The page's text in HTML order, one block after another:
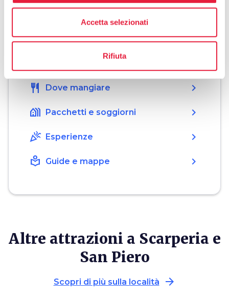
Accetta selezionati
Rifiuta
Organizza
restaurant Dove mangiare chevron_right
holiday_village Pacchetti e soggiorni chevron_right
celebration Esperienze chevron_right
local_library Guide e mappe chevron_right
Altre attrazioni a Scarperia e
San Piero
Scopri di più sulla località arrow_forward